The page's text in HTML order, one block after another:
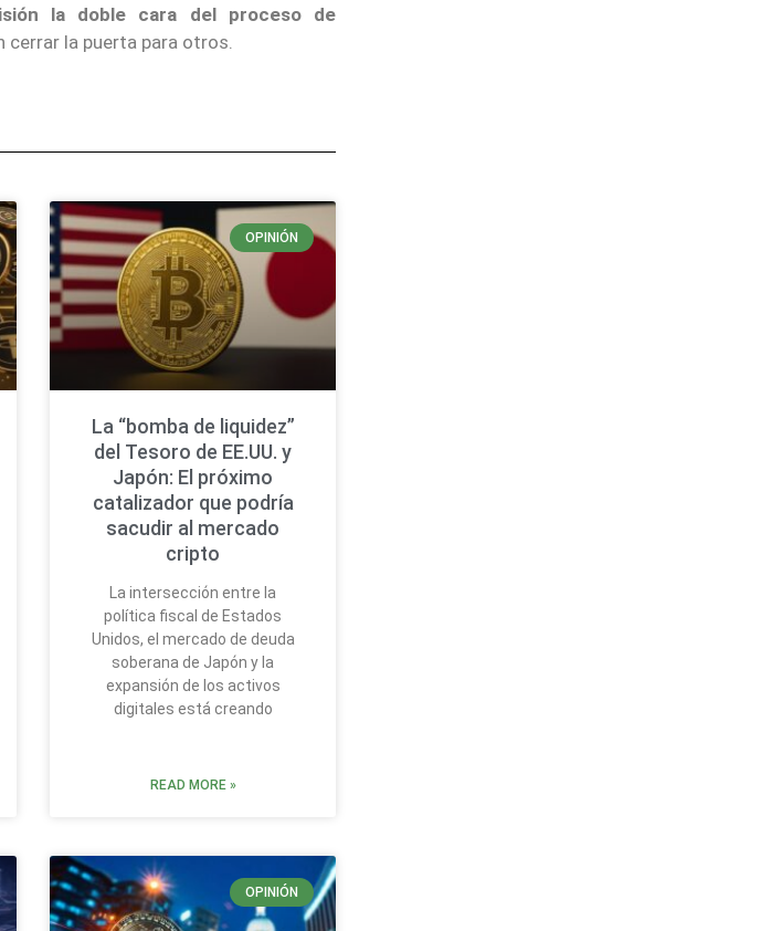
la doble cara del proceso de
cerrar la puerta para otros.
OPINIÓN
La “bomba de liquidez”
del Tesoro de EE.UU. y
Japón: El próximo
catalizador que podría
sacudir al mercado
cripto
La intersección entre la
política fiscal de Estados
Unidos, el mercado de deuda
soberana de Japón y la
expansión de los activos
digitales está creando
READ MORE »
OPINIÓN